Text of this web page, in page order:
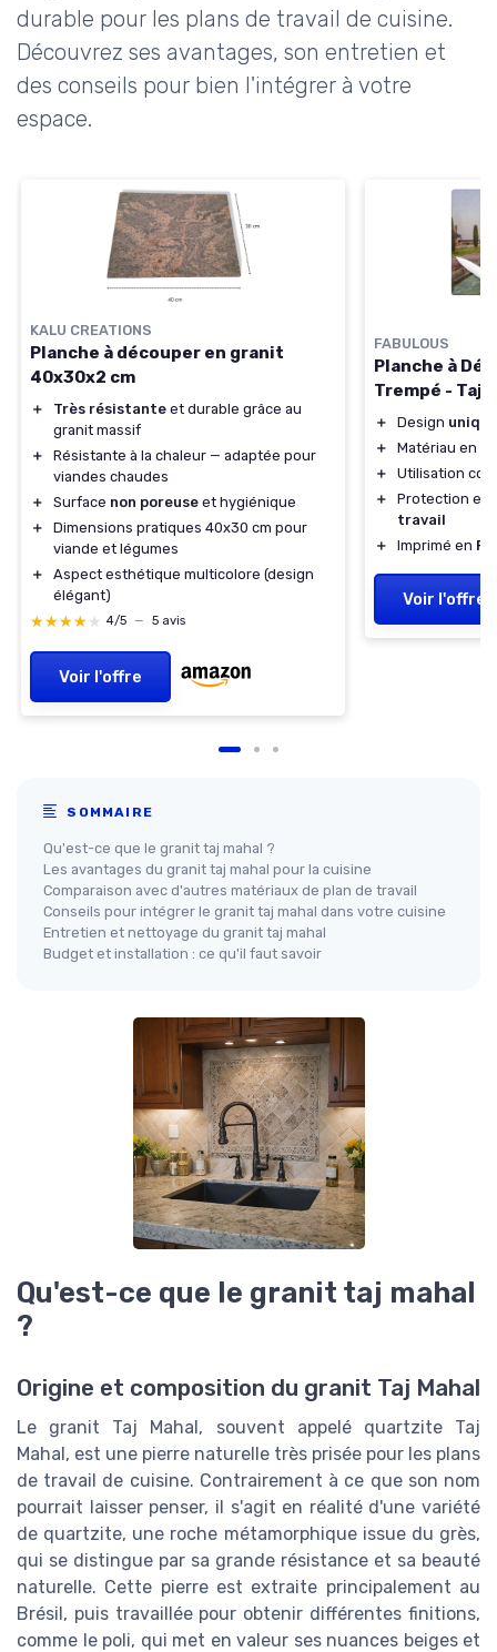
durable pour les plans de travail de cuisine.
Découvrez ses avantages, son entretien et
des conseils pour bien l'intégrer à votre
espace.
KALU CREATIONS
Planche à découper en granit
40x30x2 cm
＋ Très résistante et durable grâce au
granit massif
＋
Résistante à la chaleur — adaptée pour
viandes chaudes
＋
Surface non poreuse et hygiénique
＋
Dimensions pratiques 40x30 cm pour
viande et légumes
＋
Aspect esthétique multicolore (design
élégant)
★★★★★
★★★★★ 4/5 — 5 avis
Voir l'offre
FABULOUS
Planche à
Trempé - Taj
＋ Design unique
＋
Matériau en
＋
Utilisation
＋
Protection
travail
＋
Imprimé en
Voir l'offre
SOMMAIRE
Qu'est-ce que le granit taj mahal ?
Les avantages du granit taj mahal pour la cuisine
Comparaison avec d'autres matériaux de plan de travail
Conseils pour intégrer le granit taj mahal dans votre cuisine
Entretien et nettoyage du granit taj mahal
Budget et installation : ce qu'il faut savoir
Qu'est-ce que le granit taj mahal
?
Origine et composition du granit Taj Mahal
Le granit Taj Mahal, souvent appelé quartzite Taj
Mahal, est une pierre naturelle très prisée pour les plans
de travail de cuisine. Contrairement à ce que son nom
pourrait laisser penser, il s'agit en réalité d'une variété
de quartzite, une roche métamorphique issue du grès,
qui se distingue par sa grande résistance et sa beauté
naturelle. Cette pierre est extraite principalement au
Brésil, puis travaillée pour obtenir différentes finitions,
comme le poli, qui met en valeur ses nuances beiges et